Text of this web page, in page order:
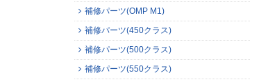
補修パーツ(OMP M1)
補修パーツ(450クラス)
補修パーツ(500クラス)
補修パーツ(550クラス)